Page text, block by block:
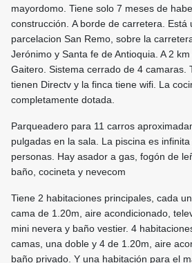
mayordomo. Tiene solo 7 meses de
construcción. A borde de carretera. Está
parcelacion San Remo, sobre la
Jerónimo y Santa fe de Antioquia. A 2
Gaitero. Sistema cerrado de 4 camaras.
tienen Directv y la finca tiene wifi. La
completamente dotada.
Parqueadero para 11 carros
pulgadas en la sala. La piscina es
personas. Hay asador a gas, fogón de
baño, cocineta y nevecom
Tiene 2 habitaciones principales, cada
cama de 1.20m, aire acondicionado,
mini nevera y baño vestier. 4
camas, una doble y 4 de 1.20m, aire
baño privado. Y una habitación para el